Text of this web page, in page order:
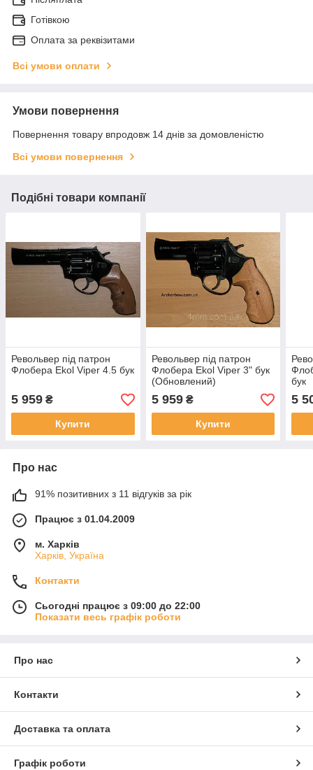
Готівкою
Оплата за реквізитами
Всі умови оплати
Умови повернення
Повернення товару впродовж 14 днів за домовленістю
Всі умови повернення
Подібні товари компанії
Револьвер під патрон
Флобера Ekol Viper 4.5 бук
5 959 ₴
Купити
Револьвер під патрон
Флобера Ekol Viper 3" бук
(Обновлений)
5 959₴
Купити
бук
5
Про нас
91% позитивних з 11 відгуків за рік
Працює з 01.04.2009
м. Харків
Харків, Україна
Контакти
Сьогодні працює з 09:00 до 22:00
Показати весь графік роботи
Про нас
Контакти
Доставка та оплата
Графік роботи